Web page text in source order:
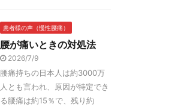
患者様の声（慢性腰痛）
腰が痛いときの対処法
2026/7/9
腰痛持ちの日本人は約3000万
人とも言われ、原因が特定でき
る腰痛は約15％で、残り約